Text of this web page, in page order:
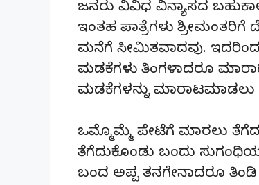
ಜನರು ವಿವಿಧ ವಿನ್ಯಾಸದ
ಇಂತಹ ಪಾತ್ರೆಗಳು
ಮನೆಗೆ ಸೀಮಿತವಾದವು.
ಮಡಕೆಗಳು ತಿಂಗಳಾದರೂ
ಮಡಕೆಗಳನ್ನು ಮಾರಾಟಮಾಡಲು
ಒಮ್ಮೊಮ್ಮೆ ಪೇಟೆಗೆ ಮಾರಲು
ತೆಗೆದುಕೊಂಡು ಬಂದು
ಬಂದ ಅಪ್ಪ ತನಗೇನಾದರೂ ತಿಂಡಿ